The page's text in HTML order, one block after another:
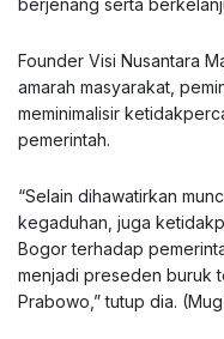
berjenang serta
Founder Visi Nusantara
amarah masyarakat,
meminimalisir
pemerintah.
“Selain dihawatirkan
kegaduhan, juga
Bogor terhadap
menjadi preseden buruk
Prabowo,” tutup dia.